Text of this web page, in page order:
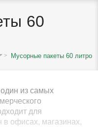
60
Мусорные пакеты 60 литров
из самых
для
в офисах, магазинах,